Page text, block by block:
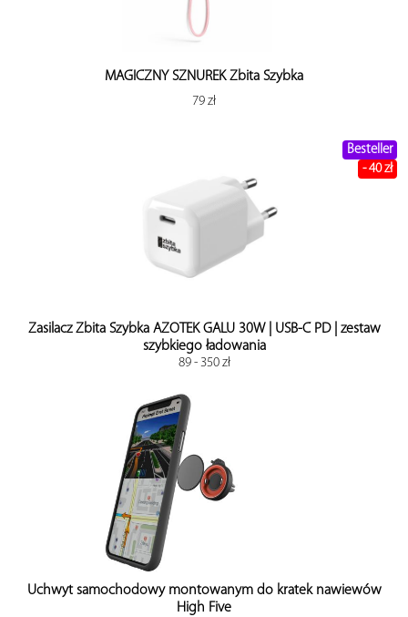
MAGICZNY SZNUREK Zbita Szybka
79 zł
Besteller
- 40 zł
Zasilacz Zbita Szybka AZOTEK GALU 30W | USB-C PD | zestaw
szybkiego ładowania
89 - 350 zł
Uchwyt samochodowy montowanym do kratek nawiewów
High Five